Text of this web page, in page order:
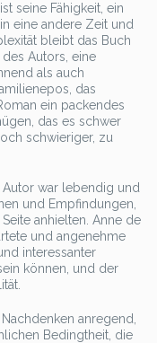
seine Fähigkeit, ein
eine andere Zeit und
bleibt das Buch
Autors, eine
als auch
das
ein packendes
das es schwer
schwieriger, zu
war lebendig und
und Empfindungen,
anhielten. Anne de
und angenehme
interessanter
können, und der
anregend,
Bedingtheit, die